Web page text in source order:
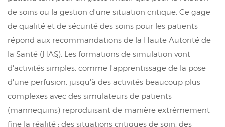
de soins ou la gestion d'une situation critique. Ce gage
de qualité et de sécurité des soins pour les patients
répond aux recommandations de la Haute Autorité de
la Santé (HAS). Les formations de simulation vont
d'activités simples, comme l'apprentissage de la pose
d'une perfusion, jusqu'à des activités beaucoup plus
complexes avec des simulateurs de patients
(mannequins) reproduisant de manière extrêmement
fine la réalité : des situations critiques de soin, des